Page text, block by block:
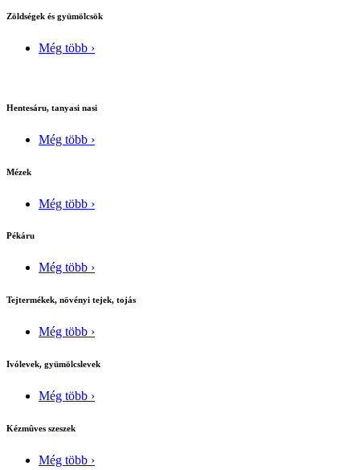
Zöldségek és gyümölcsök
Még több ›
Hentesáru, tanyasi nasi
Még több ›
Mézek
Még több ›
Pékáru
Még több ›
Tejtermékek, növényi tejek, tojás
Még több ›
Ivólevek, gyümölcslevek
Még több ›
Kézmûves szeszek
Még több ›